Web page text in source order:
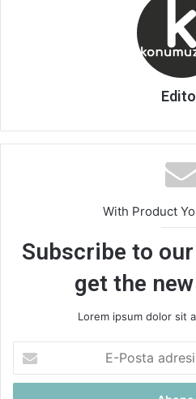
With Product
Subscribe to
get the
Lorem ipsum dolor sit
Posta
adresinizi